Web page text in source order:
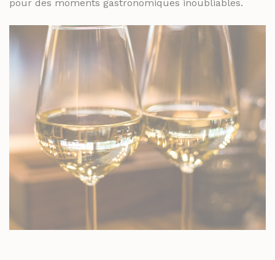
pour des moments gastronomiques inoubliables.